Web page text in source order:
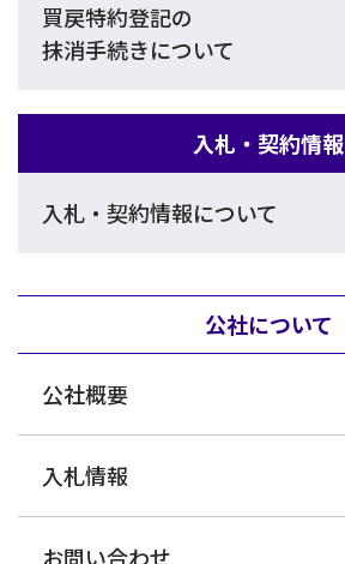
買戻特約登記の
抹消手続きについて
入札・契約情報
入札・契約情報について
公社について
公社概要
入札情報
お問い合わせ